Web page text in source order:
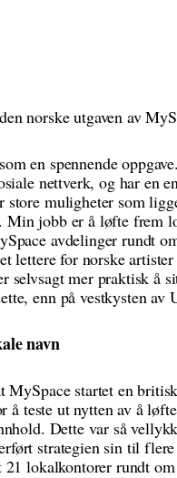
norske utgaven av
en spennende
nettverk, og har en
store muligheter som
Min jobb er å løfte frem
avdelinger rundt
lettere for norske
selvsagt mer praktisk å
enn på vestkysten av
navn
MySpace startet en
å teste ut nytten av å
Dette var så
strategien sin til
21 lokalkontorer rundt